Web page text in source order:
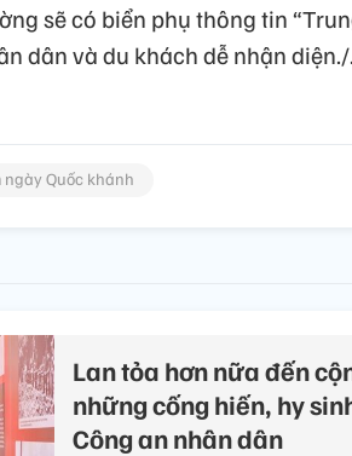
sẽ có biển phụ thông tin
dân và du khách dễ nhận diện./.
ngày Quốc khánh
Lan tỏa hơn nữa đến
những cống hiến, hy
Công an nhân dân